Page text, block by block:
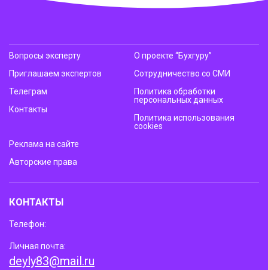
Вопросы эксперту
Приглашаем экспертов
Телеграм
Контакты
О проекте “Бухгуру”
Сотрудничество со СМИ
Политика обработки
персональных данных
Политика использования
cookies
Реклама на сайте
Авторские права
КОНТАКТЫ
Телефон:
Личная почта:
deyly83@mail.ru